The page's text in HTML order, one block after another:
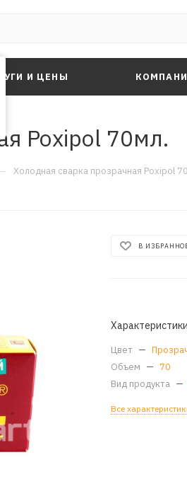
И ЦЕНЫ
Poxipol 70мл.
Холодная сварка прозрачная Poxipol
В
Характеристики
Цвет —
Объем — 70
Вид продукта —
Все